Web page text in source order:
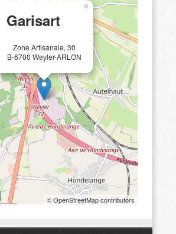
Garisart
Zone Artisanale, 30
B-6700 Weyler-ARLON
×
© OpenStreetMap contributors